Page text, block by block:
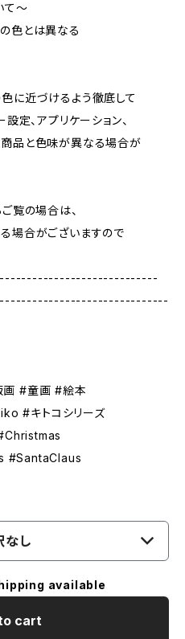
て～
色とは異なる
に近づけるよう徹底して
定、アプリケーション、
品と色味が異なる場合が
覧の場合は、
場合がございますので
画 #童画 #絵本
#キトコシリーズ
#SantaClaus
なし
available
cart